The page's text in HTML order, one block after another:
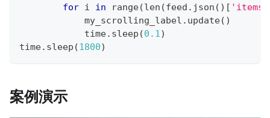
for i in range(len (feed . json ( ) [ 'items'
            my_scrolling_label
. update( )
            time
. sleep (0.1 )
time. sleep (1800)
案例演示